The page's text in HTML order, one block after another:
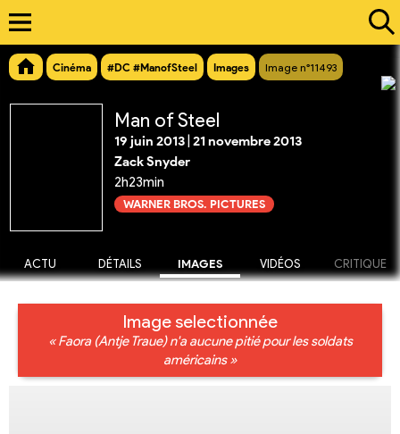
Cinéma #DC #ManofSteel Images Image n°11493
Man of Steel
19 juin 2013 21 novembre 2013
Zack Snyder
2h23min
WARNER BROS. PICTURES
ACTU DÉTAILS IMAGES VIDÉOS CRITIQUE
Image selectionnée
« Faora (Antje Traue) n'a aucune pitié pour les soldats
américains »